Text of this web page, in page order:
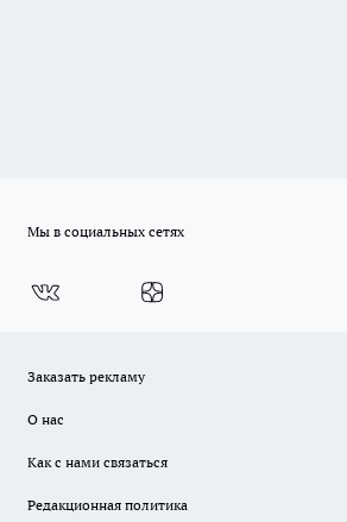
Мы в социальных сетях
Заказать рекламу
О нас
Как с нами связаться
Редакционная политика